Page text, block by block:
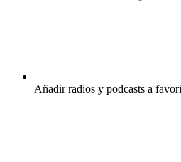
Añadir radios y podcasts a